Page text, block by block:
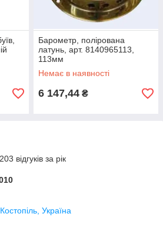
Барометр, полірована
латунь, арт. 8140965113,
113мм
Немає в наявності
6 147,44 ₴
відгуків за рік
Україна